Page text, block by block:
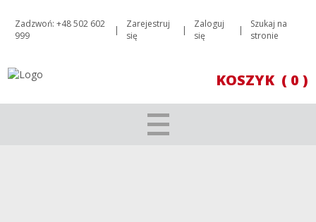
Zadzwoń: +48 502 602
999
|
Zarejestruj
się
|
Zaloguj
się
|
Szukaj na
stronie
KOSZYK ( 0 )